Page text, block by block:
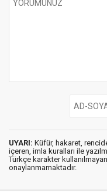
UYARI: Küfür, hakaret,
içeren, imla kuralları ile
Türkçe karakter
onaylanmamaktadır.